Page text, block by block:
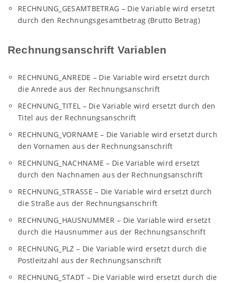
RECHNUNG_GESAMTBETRAG – Die Variable wird ersetzt
durch den Rechnungsgesamtbetrag (Brutto Betrag)
Rechnungsanschrift Variablen
RECHNUNG_ANREDE – Die Variable wird ersetzt durch
die Anrede aus der Rechnungsanschrift
RECHNUNG_TITEL – Die Variable wird ersetzt durch den
Titel aus der Rechnungsanschrift
RECHNUNG_VORNAME – Die Variable wird ersetzt durch
den Vornamen aus der Rechnungsanschrift
RECHNUNG_NACHNAME – Die Variable wird ersetzt
durch den Nachnamen aus der Rechnungsanschrift
RECHNUNG_STRASSE – Die Variable wird ersetzt durch
die Straße aus der Rechnungsanschrift
RECHNUNG_HAUSNUMMER – Die Variable wird ersetzt
durch die Hausnummer aus der Rechnungsanschrift
RECHNUNG_PLZ – Die Variable wird ersetzt durch die
Postleitzahl aus der Rechnungsanschrift
RECHNUNG_STADT – Die Variable wird ersetzt durch die